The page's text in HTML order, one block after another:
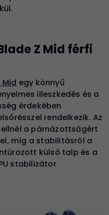
Z Mid férfi
Mid egy könnyű
illeszkedés és a
érdekében
rendelkezik. Az
a párnázottságért
míg a stabilitásról a
külső talp és a
stabilizátor